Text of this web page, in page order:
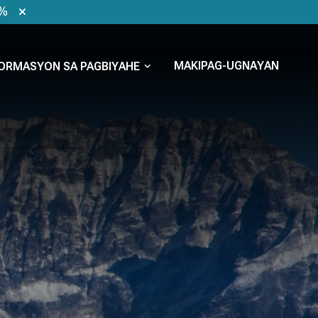
SA PAGBIYAHE MAKIPAG-UGNAYAN